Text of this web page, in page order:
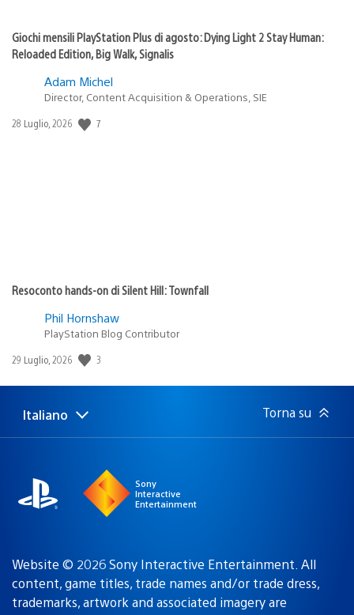
Giochi mensili PlayStation Plus di agosto: Dying Light 2 Stay Human:
Reloaded Edition, Big Walk, Signalis
Adam Michel
Director, Content Acquisition & Operations, SIE
Data
28 Luglio, 2026 7
Resoconto hands-on di Silent Hill: Townfall
Phil Hornshaw
PlayStation Blog Contributor
Data
pubblicazione:
29 Luglio, 2026 3
Seleziona
una
Regione
attuale:
Italiano Torna su
Sony
Interactive
Entertainment
Website © 2026 Sony Interactive Entertainment. All
content, game titles, trade names and/or trade dress,
trademarks, artwork and associated imagery are